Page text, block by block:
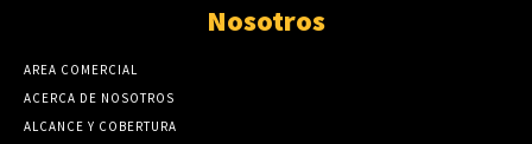
Nosotros
AREA COMERCIAL
ACERCA DE NOSOTROS
ALCANCE Y COBERTURA